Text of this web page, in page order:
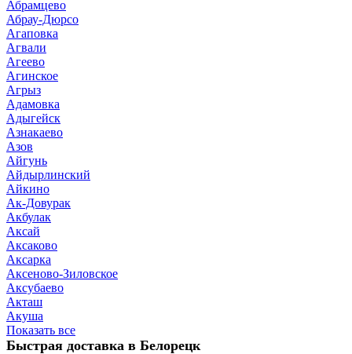
Абрамцево
Абрау-Дюрсо
Агаповка
Агвали
Агеево
Агинское
Агрыз
Адамовка
Адыгейск
Азнакаево
Азов
Айгунь
Айдырлинский
Айкино
Ак-Довурак
Акбулак
Аксай
Аксаково
Аксарка
Аксеново-Зиловское
Аксубаево
Акташ
Акуша
Показать все
Быстрая доставка в Белорецк